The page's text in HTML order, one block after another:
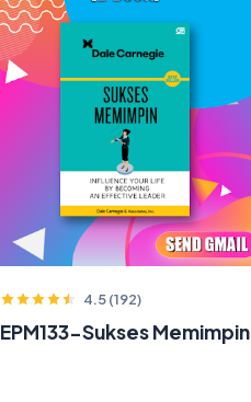
4.5 (192)
EPM133-Sukses Memimpin